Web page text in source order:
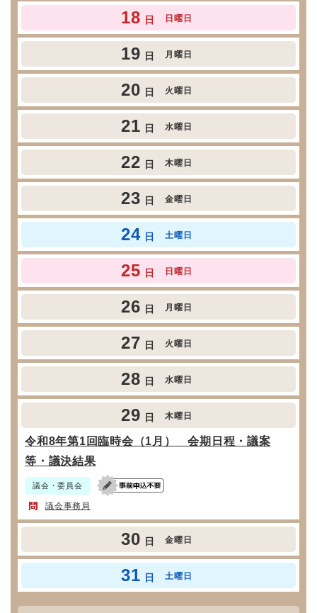
18 日 日曜日
19 日 月曜日
20 日 火曜日
21 日 水曜日
22 日 木曜日
23 日 金曜日
24 日 土曜日
25 日 日曜日
26 日 月曜日
27 日 火曜日
28 日 水曜日
29 日 木曜日
令和8年第1回臨時会（1月） 会期日程・議案
等・議決結果
議会・委員会
議会事務局
30 日 金曜日
31 日 土曜日